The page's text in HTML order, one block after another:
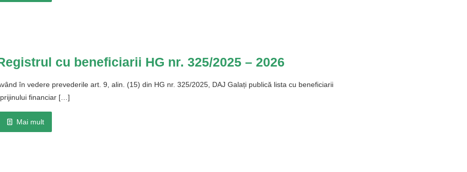
cu beneficiarii HG nr. 325/2025 – 2026
în vedere prevederile art. 9, alin. (15) din HG nr. 325/2025, DAJ Galați publică lista cu beneficiarii
financiar[…]
Mai mult